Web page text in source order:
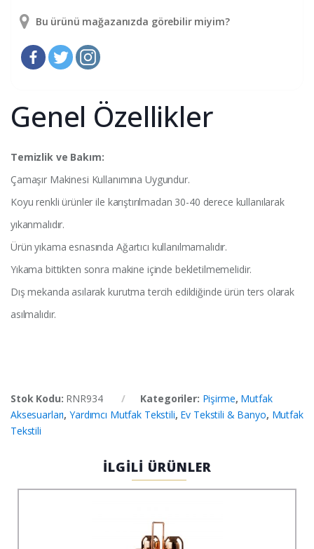
Bu ürünü mağazanızda görebilir miyim?
Genel Özellikler
Temizlik ve Bakım:
Çamaşır Makinesi Kullanımına Uygundur.
Koyu renkli ürünler ile karıştırılmadan 30-40 derece kullanılarak
yıkanmalıdır.
Ürün yıkama esnasında Ağartıcı kullanılmamalıdır.
Yıkama bittikten sonra makine içinde bekletilmemelidir.
Dış mekanda asılarak kurutma tercih edildiğinde ürün ters olarak
asılmalıdır.
Stok Kodu: RNR934 Kategoriler: Pişirme, Mutfak
Aksesuarları,Yardımcı Mutfak Tekstili, Ev Tekstili & Banyo, Mutfak
Tekstili
İLGİLİ ÜRÜNLER